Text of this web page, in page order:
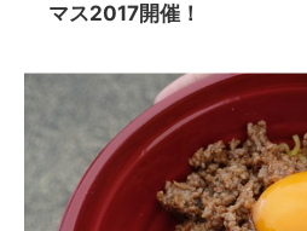
マス2017開催！